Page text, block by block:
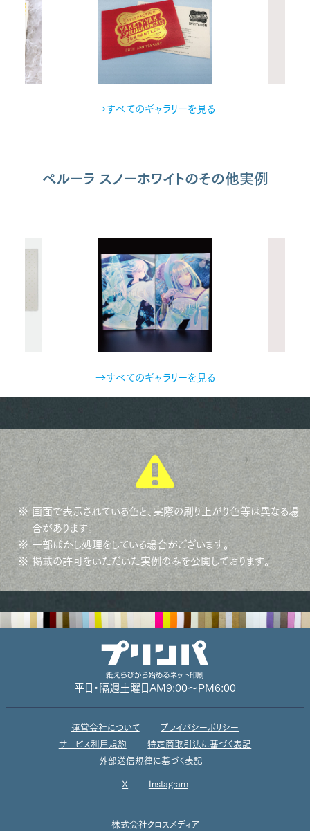
→すべてのギャラリーを見る
ペルーラ スノーホワイトのその他実例
→すべてのギャラリーを見る
※ 画面で表示されている色と、実際の刷り上がり色等は異なる場
合があります。
※ 一部ぼかし処理をしている場合がございます。
※ 掲載の許可をいただいた実例のみを公開しております。
平日・隔週土曜日 AM9:00～PM6:00
運営会社について
プライバシーポリシー
サービス利用規約
特定商取引法に基づく表記
外部送信規律に基づく表記
X Instagram
株式会社クロスメディア